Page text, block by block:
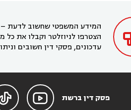
המידע המשפטי שחשוב לדעת –
הצטרפו לניוזלטר וקבלו את
עדכונים, פסקי דין חשובים
פסק דין ברשת 